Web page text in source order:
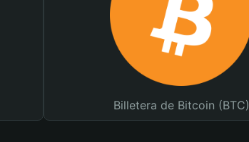
Billetera de Bitcoin (BTC)